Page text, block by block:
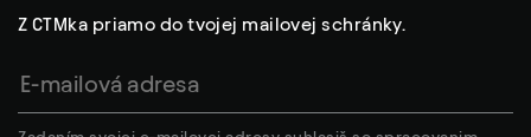
Z CTMka priamo do tvojej mailovej schránky.